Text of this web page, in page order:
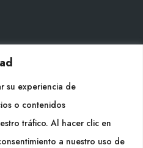
su experiencia de
o contenidos
tráfico. Al hacer clic en
a nuestro uso de
PLANTS